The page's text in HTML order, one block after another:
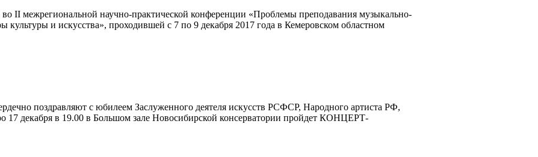
II межрегиональной научно-практической конференции «Проблемы преподавания музыкально-
культуры и искусства», проходившей с 7 по 9 декабря 2017 года в Кемеровском областном
поздравляют с юбилеем Заслуженного деятеля искусств РСФСР, Народного артиста РФ,
декабря в 19.00 в Большом зале Новосибирской консерватории пройдет КОНЦЕРТ-